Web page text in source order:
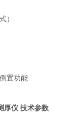
）
置功能
厚仪 技术参数